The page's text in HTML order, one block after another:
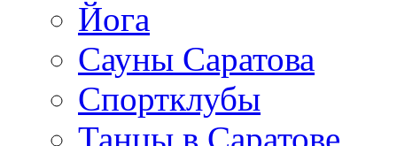
Йога
Сауны Саратова
Спортклубы
Танцы в Саратове